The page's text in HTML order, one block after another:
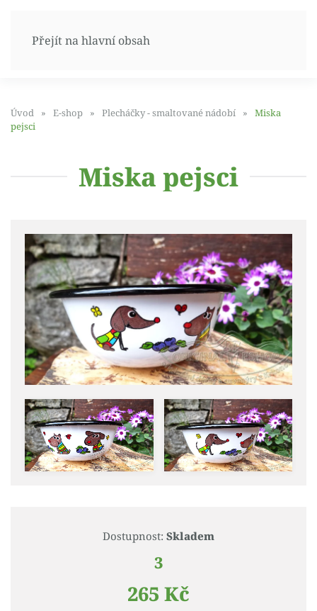
Přejít na hlavní obsah
Úvod E-shop Plecháčky - smaltované nádobí
Miska
pejsci
Miska pejsci
Dostupnost: Skladem
3
265 Kč